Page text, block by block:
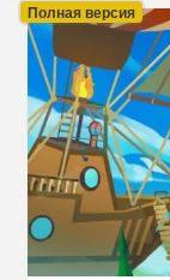
Полная версия